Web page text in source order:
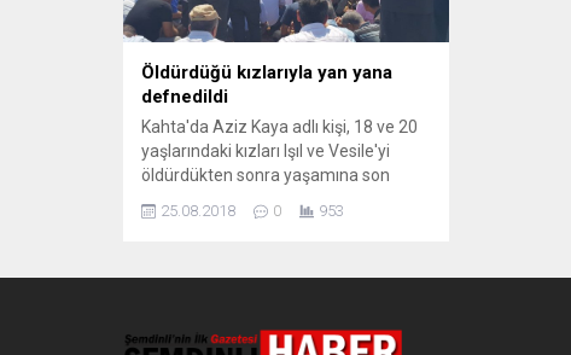
Öldürdüğü kızlarıyla yan yana
defnedildi
Kahta'da Aziz Kaya adlı kişi, 18 ve 20
yaşlarındaki kızları Işıl ve Vesile'yi
öldürdükten sonra yaşamına son
yana defnedildi. Adıyaman’ın Kahta
Işıl’ın (18)...
25.08.2018 0 953